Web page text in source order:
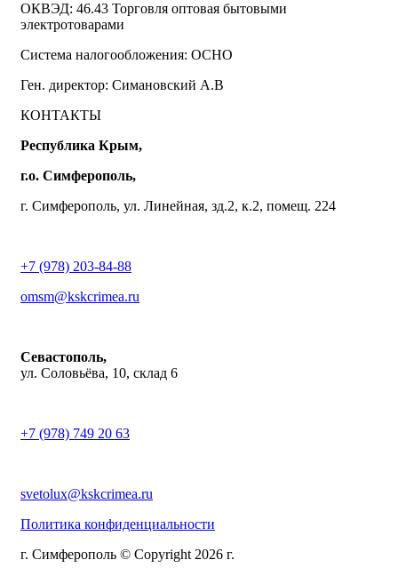
ОКВЭД: 46.43 Торговля оптовая бытовыми
электротоварами
Система налогообложения: ОСНО
Ген. директор: Симановский А.В
КОНТАКТЫ
Республика Крым,
г.о. Симферополь,
г. Симферополь, ул. Линейная, зд.2, к.2, помещ. 224
+7 (978) 203-84-88
omsm@kskcrimea.ru
Севастополь,
ул. Соловьёва, 10, склад 6
+7 (978) 749 20 63
svetolux@kskcrimea.ru
Политика конфиденциальности
г. Симферополь © Copyright 2026 г.